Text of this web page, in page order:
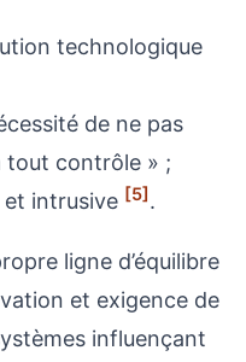
technologique
de ne pas
tout contrôle » ;
intrusive [5].
ligne d’équilibre
et exigence de
influençant